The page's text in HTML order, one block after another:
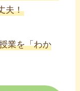
夫！
業を「わか